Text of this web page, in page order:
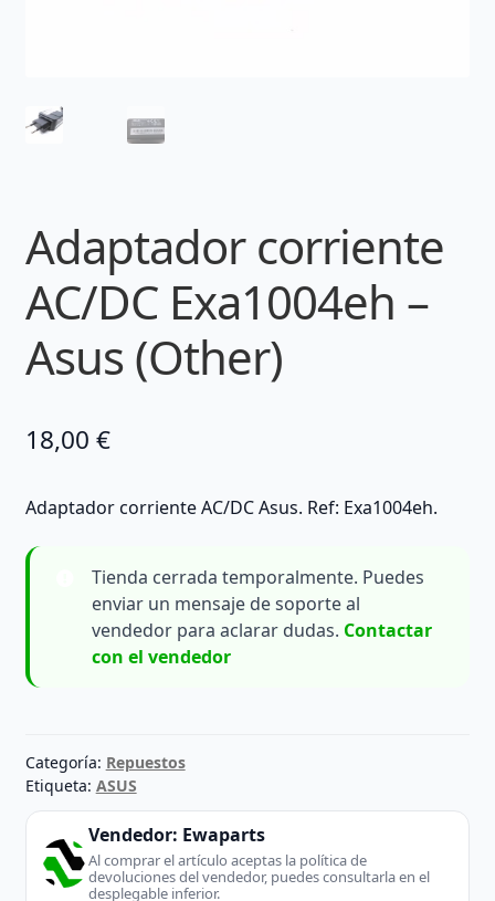
Adaptador corriente
AC/DC Exa1004eh –
Asus (Other)
18,00 €
Adaptador corriente AC/DC Asus. Ref: Exa1004eh.
Tienda cerrada temporalmente. Puedes
enviar un mensaje de soporte al
vendedor para aclarar dudas. Contactar
con el vendedor
Categoría: Repuestos
Etiqueta: ASUS
Vendedor: Ewaparts
Al comprar el artículo aceptas la política de
devoluciones del vendedor, puedes consultarla en el
desplegable inferior.